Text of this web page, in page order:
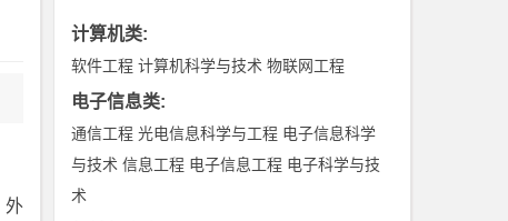
外
计算机类:
软件工程 计算机科学与技术 物联网工程
电子信息类:
通信工程 光电信息科学与工程 电子信息科学
与技术 信息工程 电子信息工程 电子科学与技
术